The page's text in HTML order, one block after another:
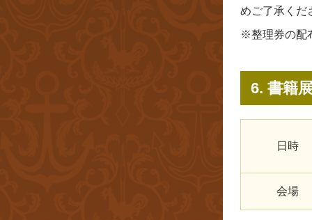
めご了承くだ
※整理券の配
6. 書籍
日時
会場